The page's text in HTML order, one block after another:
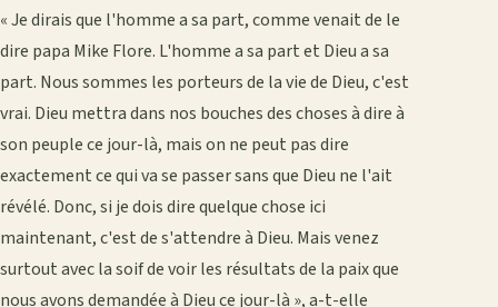
« Je dirais que l'homme a sa part, comme venait de le
dire papa Mike Flore. L'homme a sa part et Dieu a sa
part. Nous sommes les porteurs de la vie de Dieu, c'est
vrai. Dieu mettra dans nos bouches des choses à dire à
son peuple ce jour-là, mais on ne peut pas dire
exactement ce qui va se passer sans que Dieu ne l'ait
révélé. Donc, si je dois dire quelque chose ici
maintenant, c'est de s'attendre à Dieu. Mais venez
surtout avec la soif de voir les résultats de la paix que
nous avons demandée à Dieu ce jour-là », a-t-elle